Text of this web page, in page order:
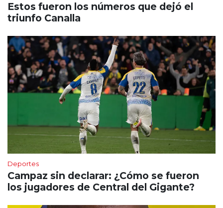
Estos fueron los números que dejó el
triunfo Canalla
Deportes
Campaz sin declarar: ¿Cómo se fueron
los jugadores de Central del Gigante?